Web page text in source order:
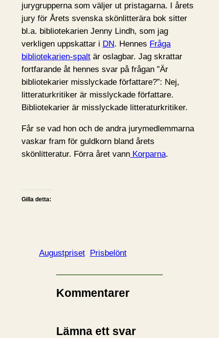
jurygrupperna som väljer ut pristagarna. I årets
jury för Årets svenska skönlitterära bok sitter
bl.a. bibliotekarien Jenny Lindh, som jag
verkligen uppskattar i DN. Hennes Fråga
bibliotekarien-spaltär oslagbar. Jag skrattar
fortfarande åt hennes svar på frågan ”Är
bibliotekarier misslyckade författare?”: Nej,
litteraturkritiker är misslyckade författare.
Bibliotekarier är misslyckade litteraturkritiker.
Får se vad hon och de andra jurymedlemmarna
vaskar fram för guldkorn bland årets
skönlitteratur. Förra året vannKorparna.
Gilla detta:
Augustpriset Prisbelönt
Kommentarer
Lämna ett svar